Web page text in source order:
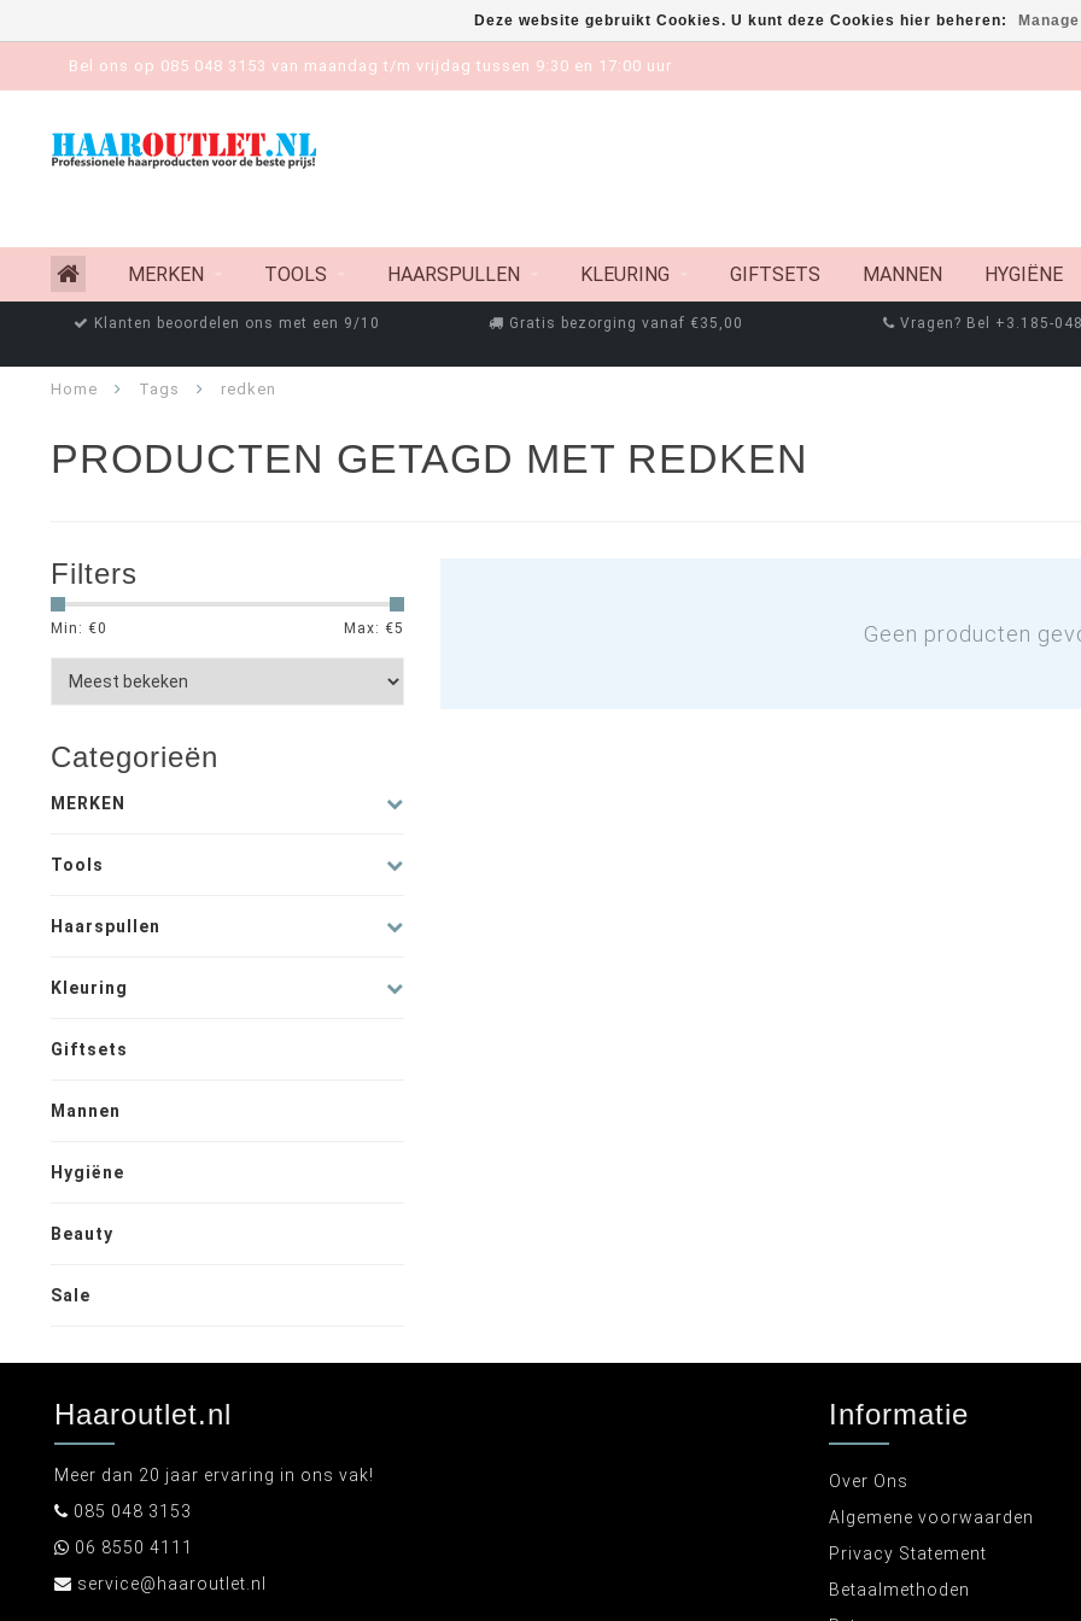
Bel ons op 085 048 3153 van maandag t/m vrijdag tussen 9:30 en 17:00 uur
MERKEN TOOLS HAARSPULLEN KLEURING GIFTSETS MANNEN HYGIËNE
Klanten beoordelen ons met een 9/10 Gratis bezorging vanaf €35,00 Vragen? Bel +3.185-
Home Tags redken
PRODUCTEN GETAGD MET REDKEN
Filters
Min: €0 Max: €5
Categorieën
MERKEN
Tools
Haarspullen
Kleuring
Giftsets
Mannen
Hygiëne
Beauty
Sale
Geen producten
Deze website gebruikt Cookies. U kunt deze Cookies hier beheren:
Haaroutlet.nl
Meer dan 20 jaar ervaring in ons vak!
085 048 3153
06 8550 4111
service@haaroutlet.nl
Informatie
Over Ons
Algemene voorwaarden
Privacy Statement
Betaalmethoden